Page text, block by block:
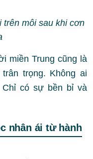
môi sau khi cơn
miền Trung cũng là
trọng. Không ai
có sự bền bỉ và
nhân ái từ hành